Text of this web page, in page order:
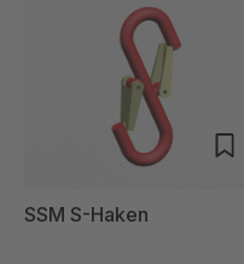
SSM S-Haken